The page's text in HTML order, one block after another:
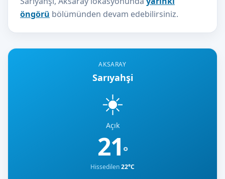
AKSARAY
Sarıyahşi
☀️
Açık
21°
Hissedilen22°C
öngörü bölümünden devam edebilirsiniz.